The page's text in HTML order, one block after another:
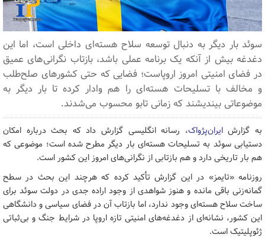
سوئد بار دیگر به دنبال توسعه سلاح هسته‌ای داخلی است، اما این
دغدغه بیش از آنکه یک برنامه‌ عملی باشد، بازتاب نگرانی‌های عمیق
در فضای امنیتی امروز اروپاست؛ فضایی که حتی کشورهای صلح‌طلب
و مخالف با تسلیحات هسته‌ای را هم وادار کرده تا بار دیگر به
موضوعاتی بیندیشند که زمانی تابو محسوب می‌شدند.
به گزارشایران‌پژواک، رسانه انگلیسی گزارش داد که بحث درباره امکان
دستیابی سوئد به تسلیحات هسته‌ای بار دیگر مطرح شده است؛ موضوعی که
هم بار تاریخی دارد و هم بازتابی از نگرانی‌های امروز این کشور است.
روزنامه «تایمز» در این گزارش تأکید کرده که هرچند این بحث در سطح
گمانه‌زنی باقی مانده و هنوز شواهدی از وجود اراده جدی در دولت سوئد برای
ساخت سلاح هسته‌ای وجود ندارد، اما بازتاب آن در فضای سیاسی و دانشگاهی
این کشور، نشانه‌ای از دغدغه‌های امنیتی تازه اروپا در شرایط جنگ و بی‌ثباتی
ژئوپلیتیک است.